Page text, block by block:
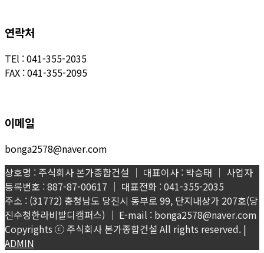
연락처
TEl : 041-355-2035
FAX : 041-355-2095
이메일
bonga2578@naver.com
상호명 : 주식회사 본가종합건설 │ 대표이사 : 박승태 │ 사업자
등록번호 : 887-87-00617 │ 대표전화 : 041-355-2035
주소 : (31772) 충청남도 당진시 동부로 99, 단지내상가 207호(당
진수청한라비발디캠퍼스) │ E-mail : bonga2578@naver.com
Copyrights ⓒ 주식회사 본가종합건설 All rights reserved. |
ADMIN